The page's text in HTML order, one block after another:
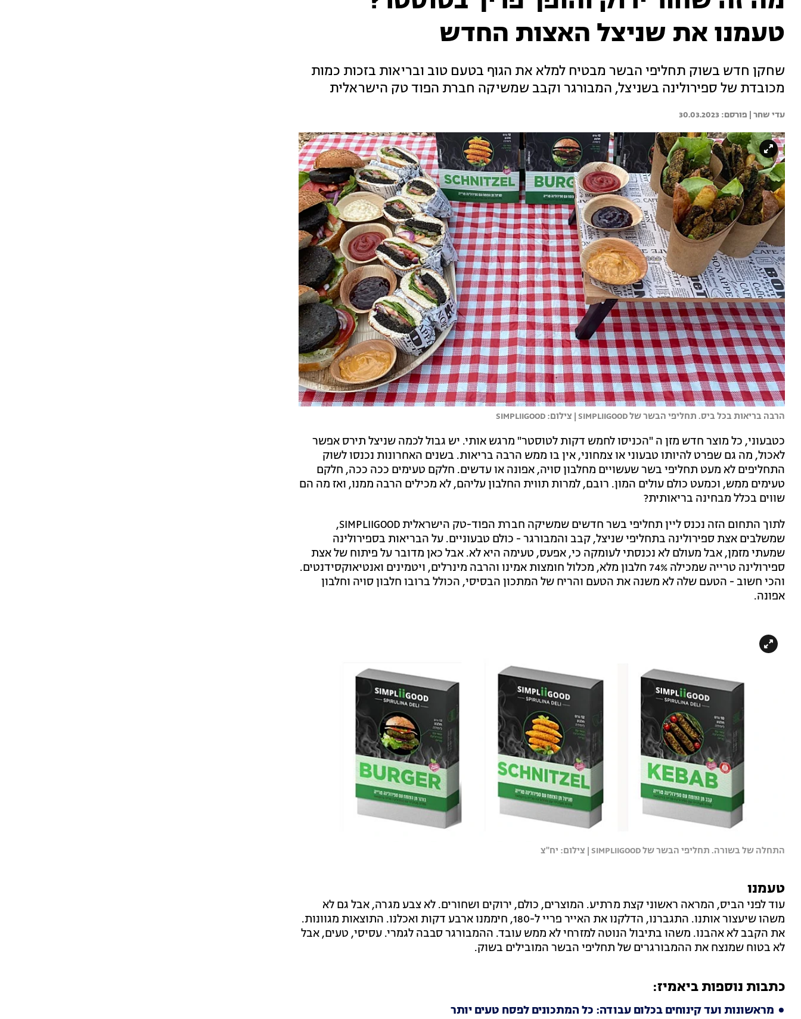
טעמנו את שניצל האצות החדש
שחקן חדש בשוק תחליפי הבשר מבטיח למלא את הגוף בטעם טוב ובריאות בזכות כמות
מכובדת של ספירולינה בשניצל, המבורגר וקבב שמשיקה חברת הפוד טק הישראלית
עדי שחר | 30.03.2023
הרבה בריאות בכל ביס. תחליפי הבשר של SIMPLIIGOOD | צילום: SIMPLIIGOOD
כטבעוני, כל מוצר חדש מזן ה "הכניסו לחמש דקות לטוסטר" מרגש אותי. יש גבול לכמה שניצל תירס אפשר
לאכול, מה גם שפרט להיותו טבעוני או צמחוני, אין בו ממש הרבה בריאות. בשנים האחרונות נכנסו לשוק
התחליפים לא מעט תחליפי בשר שעשויים מחלבון סויה, אפונה או עדשים. חלקם טעימים ככה ככה, חלקם
טעימים ממש, וכמעט כולם עולים המון. רובם, למרות תווית החלבון עליהם, לא מכילים הרבה ממנו, ואז מה הם
שווים בכלל מבחינה בריאותית?
לתוך התחום הזה נכנס ליין תחליפי בשר חדשים שמשיקה חברת הפוד-טק הישראלית SIMPLIIGOOD,
שמשלבים אצת ספירולינה בתחליפי שניצל, קבב והמבורגר - כולם טבעוניים. על הבריאות בספירולינה
שמעתי מזמן, אבל מעולם לא נכנסתי לעומקה כי, אפעס, טעימה היא לא. אבל כאן מדובר על פיתוח של אצת
ספירולינה טרייה שמכילה 74% חלבון מלא, מכלול חומצות אמינו והרבה מינרלים, ויטמינים ואנטיאוקסידנטים.
והכי חשוב - הטעם שלה לא משנה את הטעם והריח של המתכון הבסיסי, הכולל ברובו חלבון סויה וחלבון
אפונה.
התחלה של בשורה. תחליפי הבשר של SIMPLIIGOOD | צילום: יח''צ
טעמנו
עוד לפני הביס, המראה ראשוני קצת מרתיע. המוצרים, כולם, ירוקים ושחורים. לא צבע מגרה, אבל גם לא
משהו שיעצור אותנו. התגברנו, הדלקנו את האייר פריי ל-180, חיממנו ארבע דקות ואכלנו. התוצאות מגוונות.
את הקבב לא אהבנו. משהו בתיבול הנוטה למזרחי לא ממש עובד. ההמבורגר סבבה לגמרי. עסיסי, טעים, אבל
לא בטוח שמנצח את ההמבורגרים של תחליפי הבשר המובילים בשוק.
כתבות נוספות ביאמיז:
מראשונות ועד קינוחים בכלום עבודה: כל המתכונים לפסח טעים יותר